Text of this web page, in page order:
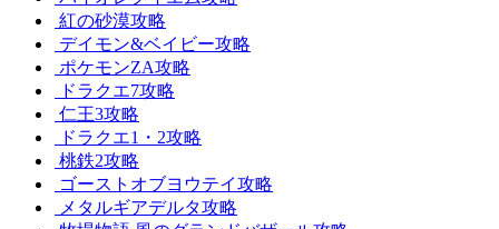
紅の砂漠攻略
デイモン&ベイビー攻略
ポケモンZA攻略
ドラクエ7攻略
仁王3攻略
ドラクエ1・2攻略
桃鉄2攻略
ゴーストオブヨウテイ攻略
メタルギアデルタ攻略